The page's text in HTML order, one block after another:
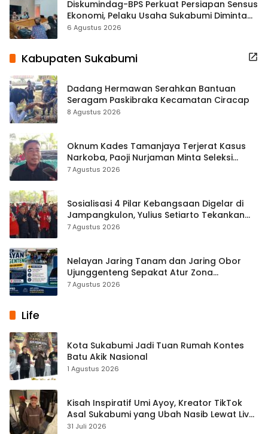
Diskumindag-BPS Perkuat Persiapan Sensus
Ekonomi, Pelaku Usaha Sukabumi Diminta
Terbuka Beri Data
6 Agustus 2026
Kabupaten Sukabumi
Dadang Hermawan Serahkan Bantuan
Seragam Paskibraka Kecamatan Ciracap
8 Agustus 2026
Oknum Kades Tamanjaya Terjerat Kasus
Narkoba, Paoji Nurjaman Minta Seleksi
Calon Kades Diperketat
7 Agustus 2026
Sosialisasi 4 Pilar Kebangsaan Digelar di
Jampangkulon, Yulius Setiarto Tekankan
Pentingnya Persatuan
7 Agustus 2026
Nelayan Jaring Tanam dan Jaring Obor
Ujunggenteng Sepakat Atur Zona
Penangkapan
7 Agustus 2026
Life
Kota Sukabumi Jadi Tuan Rumah Kontes
Batu Akik Nasional
1 Agustus 2026
Kisah Inspiratif Umi Ayoy, Kreator TikTok
Asal Sukabumi yang Ubah Nasib Lewat Live
Streaming
31 Juli 2026